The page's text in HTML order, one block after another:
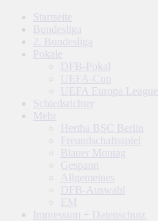
Startseite
Bundesliga
2. Bundesliga
Pokale
DFB-Pokal
UEFA-Cup
UEFA Europa League
Schiedsrichter
Mehr
Hertha BSC Berlin
Freundschaftsspiel
Blauer Montag
Gespann
Allgemeines
DFB-Auswahl
EM
Impressum + Datenschutz